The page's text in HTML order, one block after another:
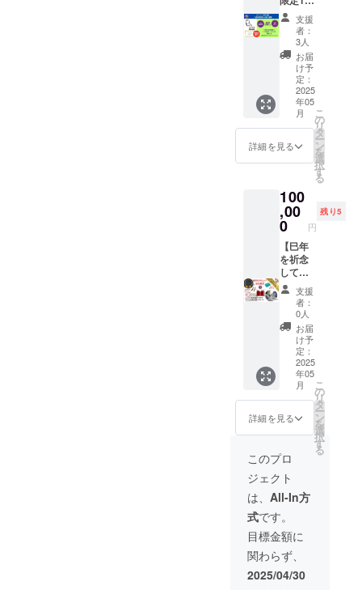
開催中
一定期
間後に
一般販
売を予
定して
いま
す。ク
ラファ
ン開催
中はク
ラファ
ンのみ
手に入
らな
い、60
干支こ
とだま
セラ
ピー
カード
セット
となっ
ていま
す。 こ
の機会
にぜ
ひ、前
向きな
言葉の
力を最
大限に
活用
し、あ
なたら
しい輝
く人生
を手に
入れて
くださ
い。 ＊
こちら
はガイ
ドブッ
ピーの
方法を
紹介。
＊運勢/
効能は
確約す
るもの
ではあ
りませ
ん。 A5
サイ
ズ,150p
,書籍の
売価格
¥1,980
（予
定）こ
ちらは
amazon
で販売
予定
【ポイ
ント】 *
75枚の
カード
で、よ
り深
く、よ
り多角
的に自
分と向
き合う
ことが
でき
る。 *
五神
カード
と
VITACE
氣質
カード
が加わ
ること
で、
＊オン
ライン
受験可
能で
す。
セット
がお手
元に届
いてか
らオン
にてご
指導し
みんな
ちがっ
てみん
ない
い、自
分の良
さを認
め相手
の良さ
を認め
るため
に陰陽
五行思
想を活
用して
違いや
バラン
和など
を学ぶ
できる
講座と
なって
いま
す。 検
定に合
格する
と？ ＊
A4サイ
ズの認
の魂に
語りか
ける、
60種類
のこと
だま
メッ
セージ
が込め
＊五神
カード
麒麟、
白虎、
玄武の
五神
が、あ
なたを
力強く
サポー
VITACE
氣質
カード
あなた
の個性
を輝か
氣質診
断に基
メッ
セージ
カード
＊取扱
説明書
カード
の使い
方や、
60干支
の知識
断士検
定講座
との特
別セッ
トをご
用意し
まし
た！ 2
級氣質
診断士
座と
は？ ＊
質を徹
底解
説！ 自
分と他
者の違
いを深
く理解
し、人
間関係
の悩み
を解消
しま
す。風
水ライ
フデザ
インス
公式HP
で誰で
個の基
本氣質
の分析
はでき
が、深
く理解
するた
めの講
座に
せばい
いの
か、こ
の先の
人生に
役立つ
氣質診
断を行
いま
す。よ
り具体
的に60
セット
を活用
するた
なたの
生年月
日から
導く情
報をた
くさん
お伝え
する
セッ
ション
です。
日常生
活での
具体的
を提案
す。
メール
での
メッ
セー
ジ、
チャッ
ンライ
ン氣質
診断付
＊備考
欄に生
年月日
の記入
をお願
いしま
す こち
らをお
による
氣質診
断をお
付けし
ます。
巳年ど
んなふ
うに過
ごせば
いいの
か、こ
の先の
人生に
役立つ
氣質診
断を行
いま
す。よ
干支こ
カード
セット
を活用
するた
めにあ
なたの
生年月
日から
氣質診
断士検
定講
座】通
常価格
¥104,72
0を特別
価格で
提供
（1級氣
質診断
士検定
¥99,000
+4ヶ月
分の月
間登録
料
¥1,760+
60干支
ことだ
まセラ
ピー
カード
セット
¥3,960)
もっと
深く自
分を理
解して
魂が喜
ぶ人生
を！1級
断士検
定講座
セット
で、あ
なたも
周りも
もっと
もっと
笑顔に
なる！
「60干
支援
者：
3人
お届
け予
定：
2025
年05
月
詳細を見る
こ
の
リ
タ
ー
ン
を
選
択
す
る
100
,00
0 円
残り5
【巳年
を祈念
して最
幸フル
セッ
ト！限
定5名
様】 60
干支こ
とだま
セラ
ピー
カード
セット
に、さ
別な商
品がつ
いた、
限定5名
様の豪
華フル
セット
をご用
意しま
した。
＊備考
支援
者：
0人
お届
け予
定：
2025
年05
月
詳細を見る
こ
の
リ
タ
ー
ン
を
選
択
す
る
このプロ
ジェクト
は、 All-In方
式です。
目標金額に
関わらず、
2025/04/30